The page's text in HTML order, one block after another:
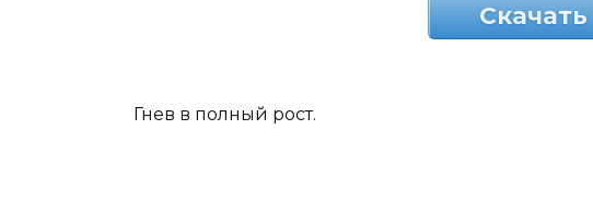
Скачать
Гнев в полный рост.